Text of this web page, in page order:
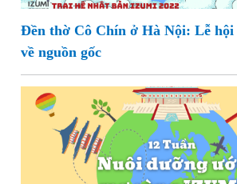
Đền thờ Cô Chín ở Hà Nội: Lễ
về nguồn gốc